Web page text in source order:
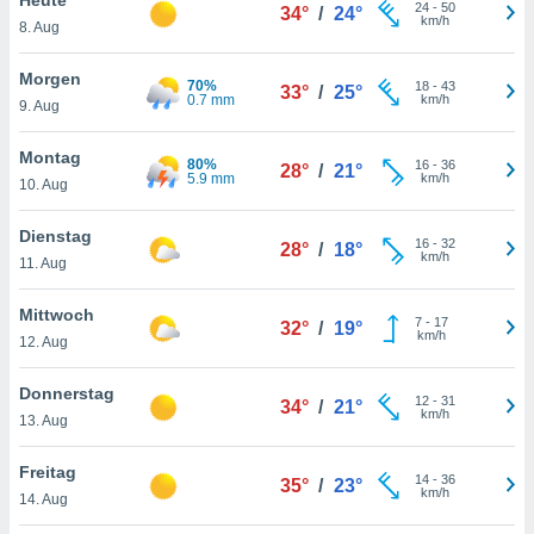
oder
Partner
es uns
das
der
Profil zu
Ihnen
finden
. Sie
jederzeit
Rand
8. Aug
34° / 24° 24- 50
km/h
Morgen
9. Aug
70%
0.7 mm
33° / 25° 18- 43
km/h
Montag
10. Aug
80%
5.9 mm
28° / 21° 16- 36
km/h
Dienstag
11. Aug
28° / 18° 16- 32
km/h
Mittwoch
12. Aug
32° / 19° 7- 17
km/h
Donnerstag
13. Aug
34° / 21° 12- 31
km/h
Freitag
14. Aug
35° / 23° 14- 36
km/h